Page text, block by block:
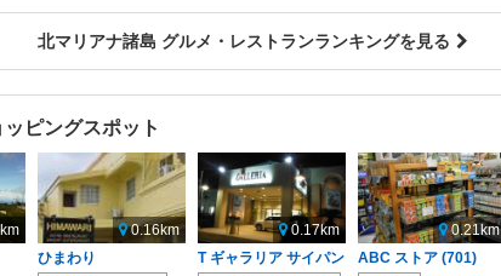
北マリアナ諸島 グルメ・レストランランキングを見る
ピングスポット
0.16km
ひまわり
0.17km
T ギャラリア サイパン
0.21km
ABC ストア (701)